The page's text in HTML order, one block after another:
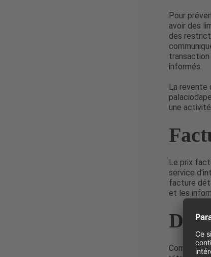
Pour
avoir des
des
informés.
La revente
une
Le prix
service
facture
et les
Comme